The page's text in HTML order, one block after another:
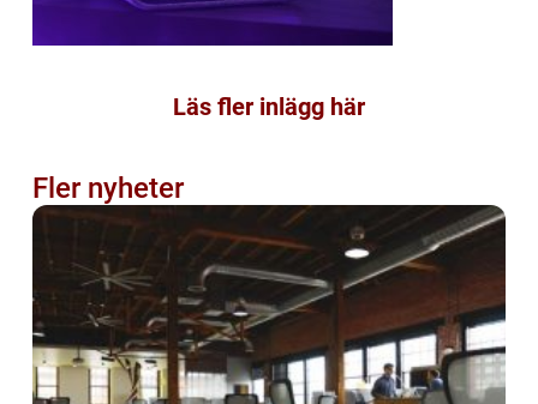
Läs fler inlägg här
Fler nyheter